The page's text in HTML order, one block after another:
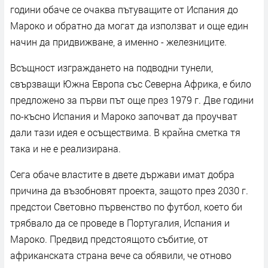
години обаче се очаква пътуващите от Испания до
Мароко и обратно да могат да използват и още един
начин да придвижване, а именно - железниците.
Всъщност изграждането на подводни тунели,
свързващи Южна Европа със Северна Африка, е било
предложено за първи път още през 1979 г. Две години
по-късно Испания и Мароко започват да проучват
дали тази идея е осъществима. В крайна сметка тя
така и не е реализирана.
Сега обаче властите в двете държави имат добра
причина да възобновят проекта, защото през 2030 г.
предстои Световно първенство по футбол, което би
трябвало да се проведе в Португалия, Испания и
Мароко. Предвид предстоящото събитие, от
африканската страна вече са обявили, че отново